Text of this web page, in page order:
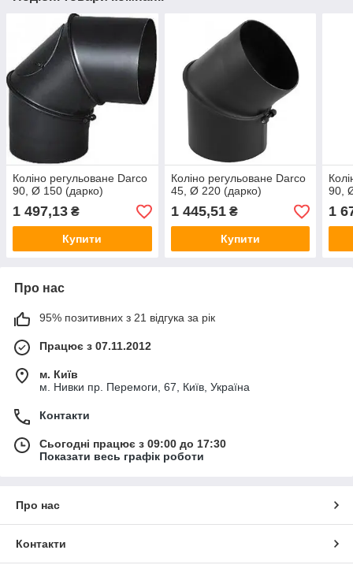
Коліно регульоване Darco
90, Ø 150 (дарко)
1 497,13 ₴
Купити
Коліно регульоване Darco
45, Ø 220 (дарко)
1 445,51₴
Купити
90,
1
Про нас
95% позитивних з 21 відгука за рік
Працює з 07.11.2012
м. Київ
м. Нивки пр. Перемоги, 67, Київ, Україна
Контакти
Сьогодні працює з 09:00 до 17:30
Показати весь графік роботи
Про нас
Контакти